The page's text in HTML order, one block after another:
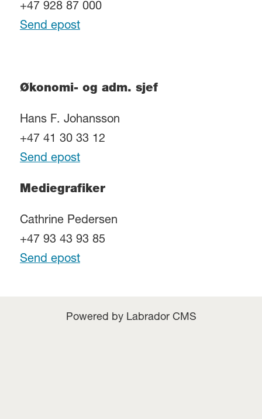
+47 928 87 000
Send epost
Økonomi- og adm. sjef
Hans F. Johansson
+47 41 30 33 12
Send epost
Mediegrafiker
Cathrine Pedersen
+47 93 43 93 85
Send epost
Powered by Labrador CMS